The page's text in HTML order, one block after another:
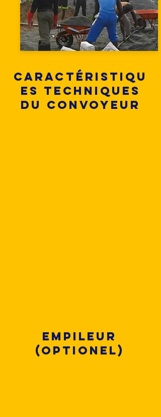
Caractéristiqu
es techniques
du convoyeur
Empileur
(optionel)